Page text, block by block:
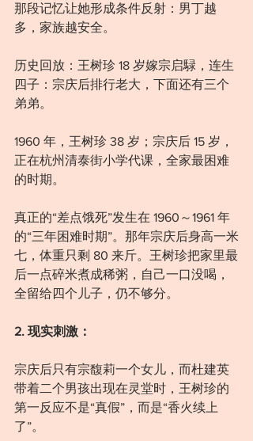
那段记忆让她形成条件反射：男丁越
多，家族越安全。
历史回放：王树珍 18 岁嫁宗启騄，连生
四子：宗庆后排行老大，下面还有三个
弟弟。
1960 年，王树珍 38 岁；宗庆后 15 岁，
正在杭州清泰街小学代课，全家最困难
的时期。
真正的“差点饿死”发生在 1960～1961 年
的“三年困难时期”。那年宗庆后身高一米
七，体重只剩 80 来斤。王树珍把家里最
后一点碎米煮成稀粥，自己一口没喝，
全留给四个儿子，仍不够分。
2. 现实刺激：
宗庆后只有宗馥莉一个女儿，而杜建英
带着二个男孩出现在灵堂时，王树珍的
第一反应不是“真假”，而是“香火续上
了”。